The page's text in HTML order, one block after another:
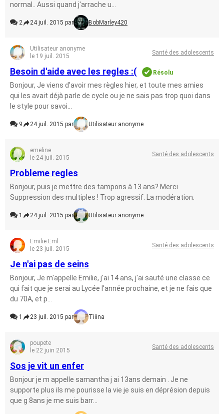
normal.. Aussi quand j'arrache u...
2 24 juil. 2015 par BobMarley420
Utilisateur anonyme
le 19 juil. 2015
Santé des adolescents
Besoin d'aide avec les regles :( Résolu
Bonjour, Je viens d'avoir mes règles hier, et toute mes amies
qui les avait déjà parle de cycle ou je ne sais pas trop quoi dans
le style pour savoi...
9 24 juil. 2015 par Utilisateur anonyme
emeline
le 24 juil. 2015
Santé des adolescents
Probleme regles
Bonjour, puis je mettre des tampons à 13 ans? Merci
Suppression des multiples ! Trop agressif. La modération.
1 24 juil. 2015 par Utilisateur anonyme
Emilie.Eml
le 23 juil. 2015
Santé des adolescents
Je n'ai pas de seins
Bonjour, Je m'appelle Emilie, j'ai 14 ans, j'ai sauté une classe ce
qui fait que je serai au Lycée l'année prochaine, et je ne fais que
du 70A, et p...
1 23 juil. 2015 par Tiiina
poupete
le 22 juin 2015
Santé des adolescents
Sos je vit un enfer
Bonjour je m appelle samantha j ai 13ans demain . Je ne
supporte plus ils me pourisse la vie je suis en déprésion depuis
que g 8ans je me suis barr...